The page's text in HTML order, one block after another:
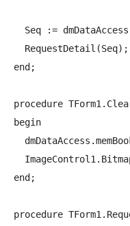
Seq :=
  RequestDetail(Seq);
end;
procedure
begin
end;
procedure